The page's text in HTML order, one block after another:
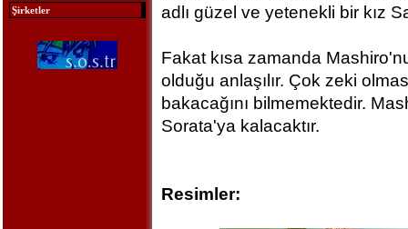
Şirketler
adlı güzel ve yetenekli bir kız
Fakat kısa zamanda
olduğu anlaşılır. Çok zeki
bakacağını bilmemektedir.
Sorata'ya kalacaktır.
Resimler: